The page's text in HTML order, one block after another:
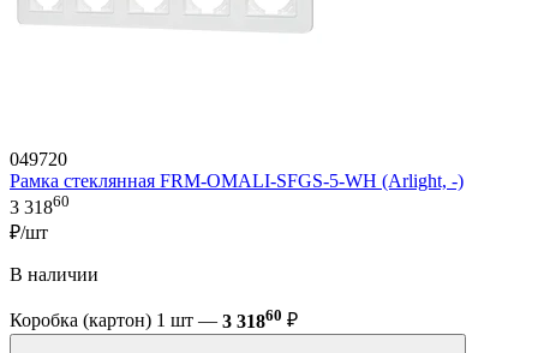
049720
Рамка стеклянная FRM-OMALI-SFGS-5-WH (Arlight, -)
3 31860
₽/шт
В наличии
Коробка (картон) 1 шт — 3 31860 ₽